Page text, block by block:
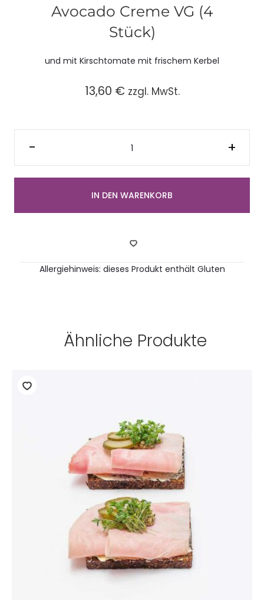
Avocado Creme VG (4
Stück)
und mit Kirschtomate mit frischem Kerbel
13,60 € zzgl. MwSt.
-
Baguette
Canapés
Creme
VG
Stück)
Menge
+
IN DEN WARENKORB
Allergiehinweis: dieses Produkt enthält Gluten
Ähnliche Produkte